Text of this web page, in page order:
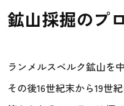
鉱山採掘のプ
ランメルスベルク鉱山を
その後16世紀末から19世